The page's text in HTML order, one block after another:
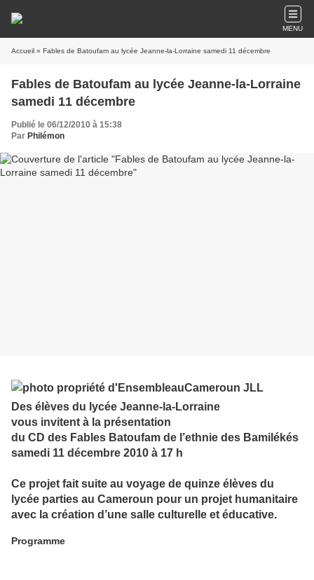
MENU
Accueil » Fables de Batoufam au lycée Jeanne-la-Lorraine samedi 11 décembre
Fables de Batoufam au lycée Jeanne-la-Lorraine
samedi 11 décembre
Publié le 06/12/2010 à 15:38
Par Philémon
Des élèves du lycée Jeanne-la-Lorraine
vous invitent à la présentation
du CD des Fables Batoufam de l’ethnie des Bamilékés
samedi 11 décembre 2010 à 17 h
Ce projet fait suite au voyage de quinze élèves du
lycée parties au Cameroun pour un projet humanitaire
avec la création d’une salle culturelle et éducative.
Programme